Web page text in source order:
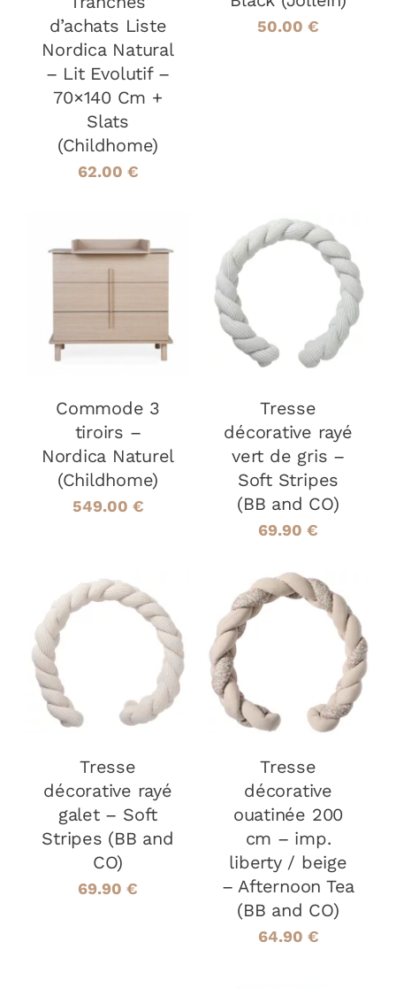
d’achats Liste
Nordica Natural
– Lit Evolutif –
70×140 Cm +
Slats
(Childhome)
62.00 €
50.00 €
AJOUTER AU
Commode 3
tiroirs –
Nordica Naturel
(Childhome)
549.00 €
Tresse
décorative rayé
vert de gris –
Soft Stripes
(BB and CO)
69.90 €
Tresse
décorative rayé
galet – Soft
Stripes (BB and
CO)
69.90 €
Tresse
décorative
ouatinée 200
cm – imp.
liberty / beige
– Afternoon Tea
(BB and CO)
64.90 €